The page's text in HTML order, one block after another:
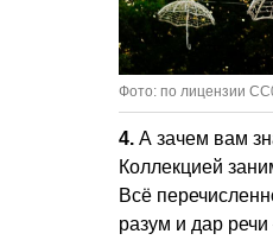
Фото: по лицензии
4. А зачем вам
Коллекцией
Всё
разум и дар